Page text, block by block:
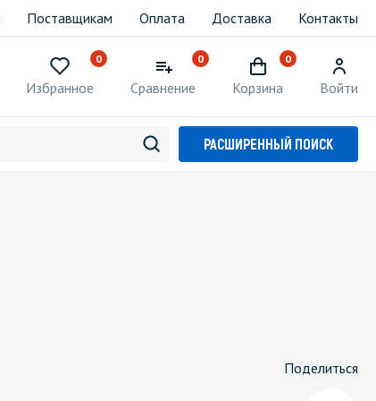
Поставщикам Оплата Доставка Контакты
0
Избранное
0
Сравнение
0
Корзина Войти
РАСШИРЕННЫЙ ПОИСК
Поделиться